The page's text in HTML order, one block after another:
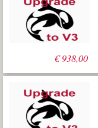
€938,00